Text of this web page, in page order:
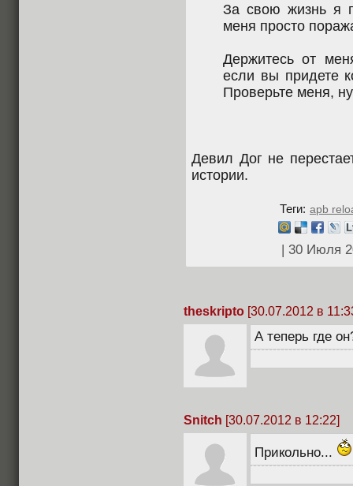
За свою жизнь я
меня просто
Держитесь от
если вы придете
Проверьте меня,
Девил Дог не
истории.
Теги: apb
| 30 Июля
theskripto [30.07.2012 в
А теперь где
Snitch [30.07.2012 в 12:22]
Прикольно...